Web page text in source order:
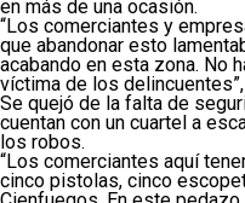
en más de una ocasión.
“Los comerciantes y
que abandonar esto
acabando en esta zona. No
víctima de los
Se quejó de la falta de
cuentan con un cuartel a
los robos.
“Los comerciantes aquí
cinco pistolas, cinco